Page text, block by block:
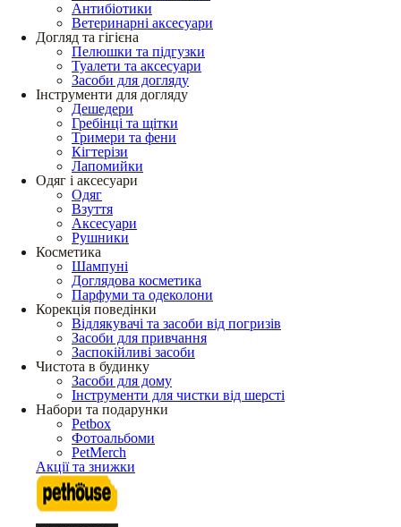
Антибіотики
Ветеринарні аксесуари
Догляд та гігієна
Пелюшки та підгузки
Туалети та аксесуари
Засоби для догляду
Інструменти для догляду
Дешедери
Гребінці та щітки
Тримери та фени
Кігтерізи
Лапомийки
Одяг і аксесуари
Одяг
Взуття
Аксесуари
Рушники
Косметика
Шампуні
Доглядова косметика
Парфуми та одеколони
Корекція поведінки
Відлякувачі та засоби від погризів
Засоби для привчання
Заспокійливі засоби
Чистота в будинку
Засоби для дому
Інструменти для чистки від шерсті
Набори та подарунки
Petbox
Фотоальбоми
PetMerch
Акції та знижки